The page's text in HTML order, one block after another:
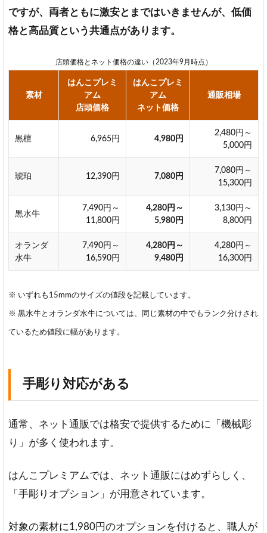
ですが、両者ともに激安とまではいきませんが、低価
格と高品質という共通点があります。
店頭価格とネット価格の違い（2023年9月時点）
素材
はんこプレミ
アム
店頭価格
はんこプレミ
アム
ネット価格
通販相場
黒檀 6,965円 4,980円
2,480円～
5,000円
琥珀 12,390円 7,080円
7,080円～
15,300円
黒水牛
7,490円～
11,800円
4,280円～
5,980円
3,130円～
8,800円
オランダ
水牛
7,490円～
16,590円
4,280円～
9,480円
4,280円～
16,300円
※ いずれも15mmのサイズの値段を記載しています。
※ 黒水牛とオランダ水牛については、同じ素材の中でもランク分けされ
ているため値段に幅があります。
手彫り対応がある
通常、ネット通販では格安で提供するために「機械彫
り」が多く使われます。
はんこプレミアムでは、ネット通販にはめずらしく、
「手彫りオプション」が用意されています。
対象の素材に1,980円のオプションを付けると、職人が